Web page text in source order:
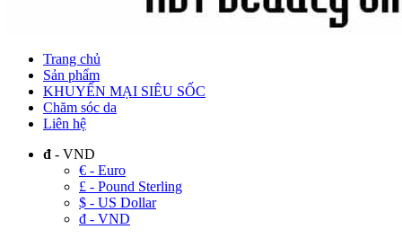
Trang chủ
Sản phẩm
KHUYẾN MẠI SIÊU SỐC
Chăm sóc da
Liên hệ
đ - VND
€ - Euro
£ - Pound Sterling
$ - US Dollar
đ - VND